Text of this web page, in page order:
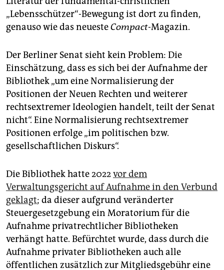
„Lebensschützer“-Bewegung ist dort zu finden,
genauso wie das neuesteCompact-Magazin.
Der Berliner Senat sieht kein Problem: Die
Einschätzung, dass es sich bei der Aufnahme der
Bibliothek „um eine Normalisierung der
Positionen der Neuen Rechten und weiterer
rechtsextremer Ideologien handelt, teilt der Senat
nicht“. Eine Normalisierung rechtsex­tremer
Positionen erfolge „im politischen bzw.
gesellschaftlichen Diskurs“.
Die Bibliothek hatte 2022vor dem
Verwaltungsgericht auf Aufnahme in den Verbund
geklagt; da dieser aufgrund veränderter
Steuergesetzgebung ein Moratorium für die
Aufnahme privatrechtlicher Bibliotheken
verhängt hatte. Befürchtet wurde, dass durch die
Aufnahme privater Bibliotheken auch alle
öffentlichen zusätzlich zur Mitgliedsgebühr eine